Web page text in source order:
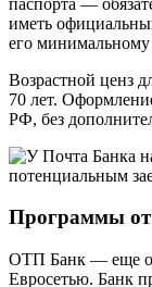
иметь
его минимальному
Возрастной ценз
70 лет.
РФ, без
Программы
ОТП Банк — еще
Евросетью. Банк